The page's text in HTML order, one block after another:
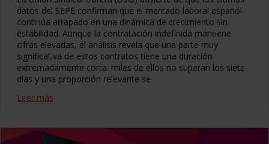
datos del SEPE confirman que el mercado laboral español
continúa atrapado en una dinámica de crecimiento sin
estabilidad. Aunque la contratación indefinida mantiene
cifras elevadas, el análisis revela que una parte muy
significativa de estos contratos tiene una duración
extremadamente corta: miles de ellos no superan los siete
días y una proporción relevante se
Leer más